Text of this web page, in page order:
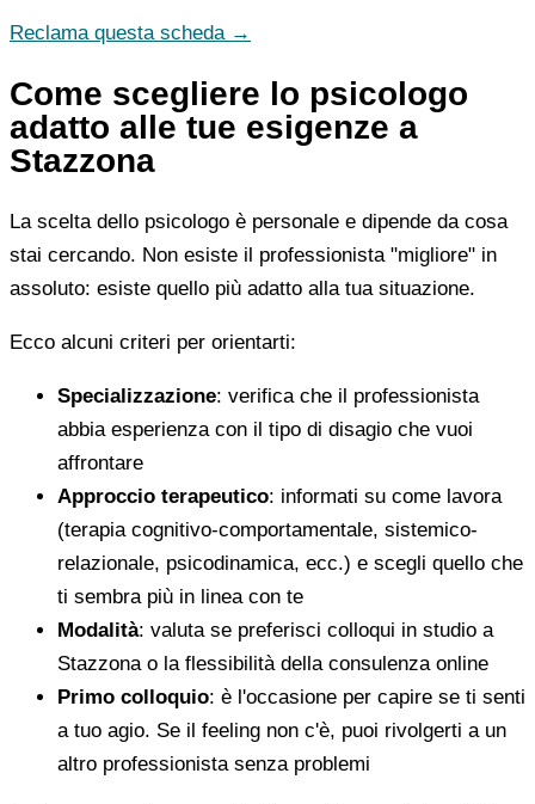
Reclama questa scheda →
Come scegliere lo psicologo
adatto alle tue esigenze a
Stazzona
La scelta dello psicologo è personale e dipende da cosa
stai cercando. Non esiste il professionista "migliore" in
assoluto: esiste quello più adatto alla tua situazione.
Ecco alcuni criteri per orientarti:
Specializzazione: verifica che il professionista
abbia esperienza con il tipo di disagio che vuoi
affrontare
Approccio terapeutico: informati su come lavora
(terapia cognitivo-comportamentale, sistemico-
relazionale, psicodinamica, ecc.) e scegli quello che
ti sembra più in linea con te
Modalità: valuta se preferisci colloqui in studio a
Stazzona o la flessibilità della consulenza online
Primo colloquio: è l'occasione per capire se ti senti
a tuo agio. Se il feeling non c'è, puoi rivolgerti a un
altro professionista senza problemi